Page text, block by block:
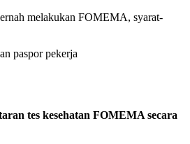
melakukan FOMEMA, syarat-
paspor pekerja
tes kesehatan FOMEMA secara